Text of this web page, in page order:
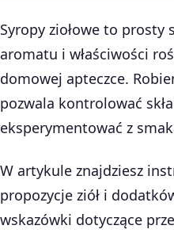
Syropy ziołowe to prosty
aromatu i właściwości
domowej apteczce.
pozwala kontrolować
eksperymentować z
W artykule znajdziesz
propozycje ziół i
wskazówki dotyczące